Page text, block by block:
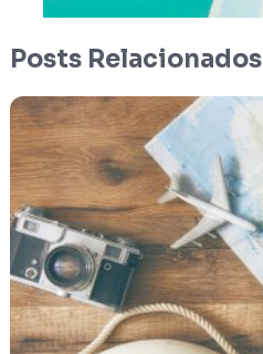
Posts Relacionados